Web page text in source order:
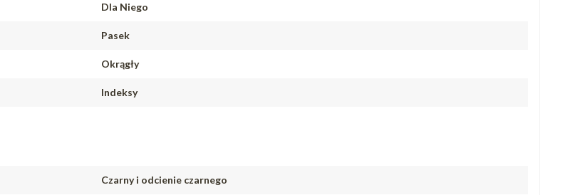
Dla Niego
Pasek
Okrągły
Indeksy
Czarny i odcienie czarnego